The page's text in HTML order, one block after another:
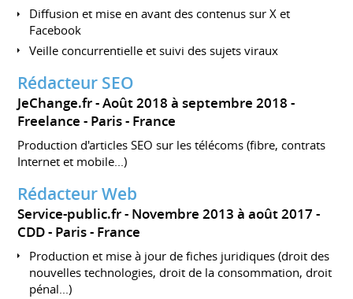
Diffusion et mise en avant des contenus sur X et
Facebook
Veille concurrentielle et suivi des sujets viraux
Rédacteur SEO
JeChange.fr
Août 2018 à septembre 2018
Freelance
Paris France
Production d'articles SEO sur les télécoms (fibre, contrats
Internet et mobile...)
Rédacteur Web
Service-public.fr
Novembre 2013 à août 2017
CDD
Paris France
Production et mise à jour de fiches juridiques (droit des
nouvelles technologies, droit de la consommation, droit
pénal...)